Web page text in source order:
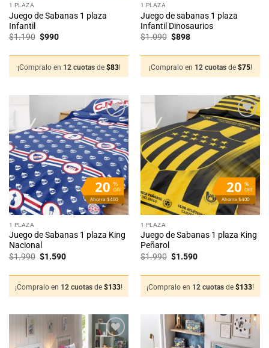
1 PLAZA
Juego de Sabanas 1 plaza
Infantil
$1.190 El
$1.190.
$990El
$990.
¡Compralo en 12 cuotas de $83!
1 PLAZA
Juego de sabanas 1 plaza
Infantil Dinosaurios
$1.090 El
$1.090.
$898El
$898.
¡Compralo en 12 cuotas de $75!
%
OFF
20
Ahorra $400
Añadir
a la
lista
de
deseos
1 PLAZA
Juego de Sabanas 1 plaza King
Nacional
$1.990 El
$1.990.
$1.590El
$1.590.
¡Compralo en 12 cuotas de $133!
%
OFF
20
Ahorra $400
Añadir
a la
lista
de
deseos
1 PLAZA
Juego de Sabanas 1 plaza King
Peñarol
$1.990 El
$1.990.
$1.590El
$1.590.
¡Compralo en 12 cuotas de $133!
Añadir Añadir